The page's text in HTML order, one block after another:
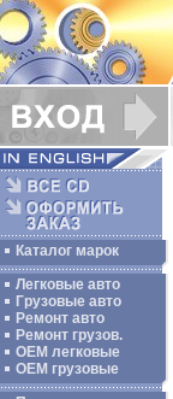
Каталог марок
Легковые авто
Грузовые авто
Ремонт авто
Ремонт грузов.
ОЕМ легковые
OEM грузовые